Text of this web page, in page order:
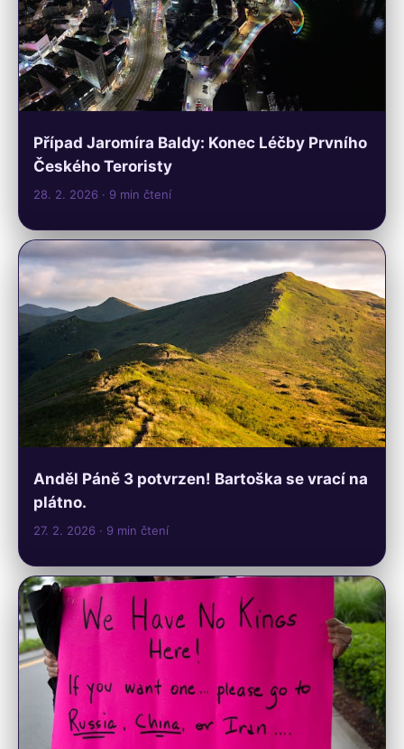
Případ Jaromíra Baldy: Konec Léčby Prvního
Českého Teroristy
28. 2. 2026 · 9 min čtení
Anděl Páně 3 potvrzen! Bartoška se vrací na
plátno.
27. 2. 2026 · 9 min čtení